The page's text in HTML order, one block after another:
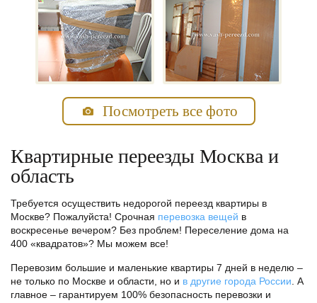
Посмотреть все фото
Квартирные переезды Москва и
область
Требуется осуществить недорогой переезд квартиры в
Москве? Пожалуйста! Срочная перевозка вещей в
воскресенье вечером? Без проблем! Переселение дома на
400 «квадратов»? Мы можем все!
Перевозим большие и маленькие квартиры 7 дней в неделю –
не только по Москве и области, но и в другие города России . А
главное – гарантируем 100% безопасность перевозки и